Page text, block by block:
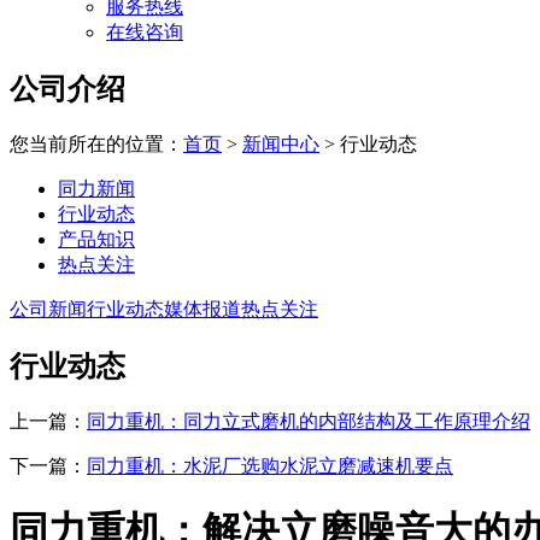
服务热线
在线咨询
公司介绍
您当前所在的位置： 首页 > 新闻中心 > 行业动态
同力新闻
行业动态
产品知识
热点关注
公司新闻行业动态媒体报道热点关注
行业动态
上一篇： 同力重机：同力立式磨机的内部结构及工作原理介绍
下一篇： 同力重机：水泥厂选购水泥立磨减速机要点
同力重机：解决立磨噪音大的